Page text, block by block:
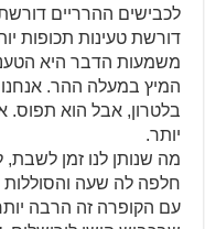
משמעות הדבר היא
המיץ במעלה ההר. אנחנו
בלטרון, אבל הוא תפוס.
יותר.
מה שנותן לנו זמן לשבת,
חלפה לה שעה והסוללות
עם הקופרה זה הרבה